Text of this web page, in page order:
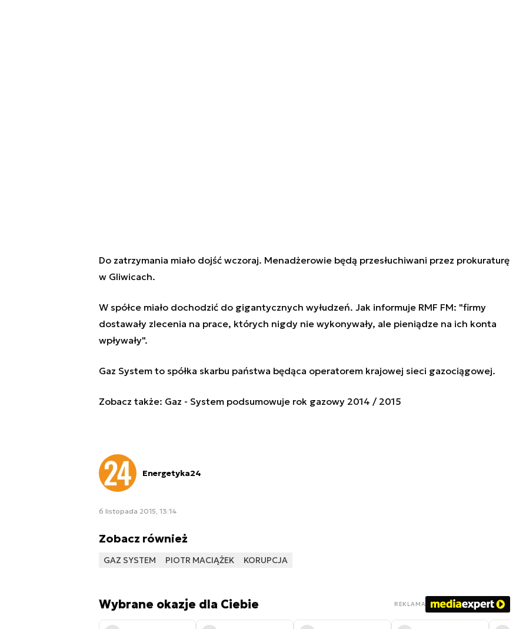
Do zatrzymania miało dojść wczoraj. Menadżerowie będą przesłuchiwani przez prokuraturę
w Gliwicach.
W spółce miało dochodzić do gigantycznych wyłudzeń. Jak informuje RMF FM: "firmy
dostawały zlecenia na prace, których nigdy nie wykonywały, ale pieniądze na ich konta
wpływały".
Gaz System to spółka skarbu państwa będąca operatorem krajowej sieci gazociągowej.
Zobacz także: Gaz - System podsumowuje rok gazowy 2014 / 2015
Energetyka24
6 listopada 2015, 13:14
Zobacz również
GAZ SYSTEM PIOTR MACIĄŻEK KORUPCJA
Wybrane okazje dla Ciebie REKLAMA